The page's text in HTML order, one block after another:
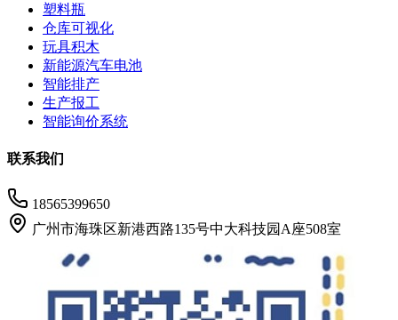
塑料瓶
仓库可视化
玩具积木
新能源汽车电池
智能排产
生产报工
智能询价系统
联系我们
18565399650
广州市海珠区新港西路135号中大科技园A座508室